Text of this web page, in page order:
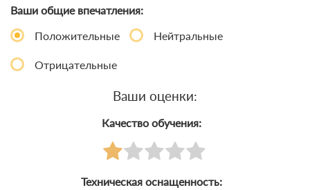
Ваши общие впечатления:
Положительные
Нейтральные
Отрицательные
Ваши оценки:
Качество обучения:
Техническая оснащенность: